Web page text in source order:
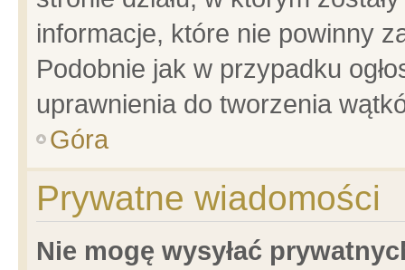
informacje, które nie powinny
Podobnie jak w przypadku
uprawnienia do tworzenia
Góra
Prywatne wiadomości
Nie mogę wysyłać